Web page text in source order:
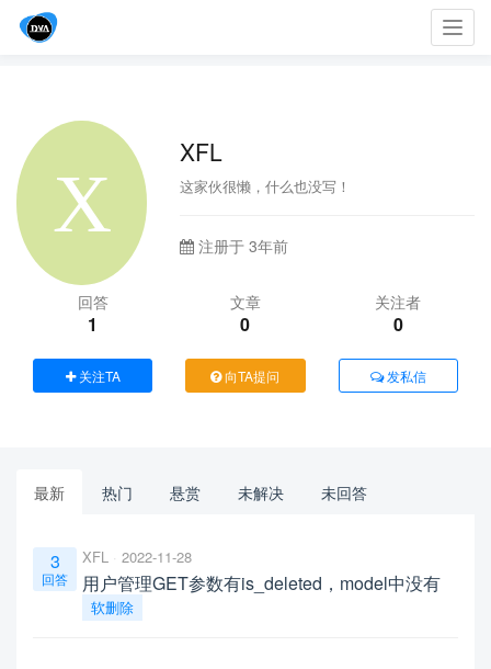
XFL
这家伙很懒，什么也没写！
注册于 3年前
回答
1
文章
0
关注者
0
关注TA 向TA提问 发私信
最新 热门 悬赏 未解决 未回答
3
回答
XFL 2022-11-28
用户管理GET参数有is_deleted，model中没有
软删除